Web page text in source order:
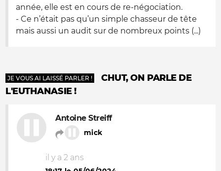
année, elle est en cours de re-négociation.
- Ce n’était pas qu’un simple chasseur de tête
mais aussi un audit sur de nombreux points (...)
JE VOUS AI LAISSÉ PARLER !
CHUT, ON PARLE DE
L'EUTHANASIE !
Antoine Streiff
mick
il y a 2 ans